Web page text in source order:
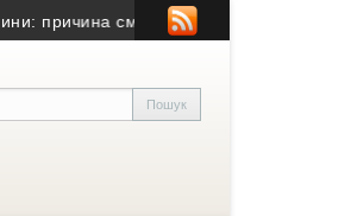
смерті – гостра серцево-